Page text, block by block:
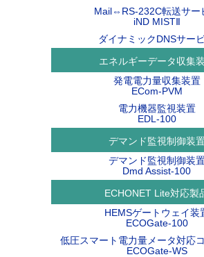
Mail⇔RS-232C転送サー
iND MISTⅡ
ダイナミックDNSサー
エネルギーデータ収集
発電電力量収集装置
ECom-PVM
電力機器監視装置
EDL-100
デマンド監視制御装
デマンド監視制御装
Dmd Assist-100
ECHONET Lite対応製
HEMSゲートウェイ装
ECOGate-100
低圧スマート電力量メータ対応
ECOGate-WS